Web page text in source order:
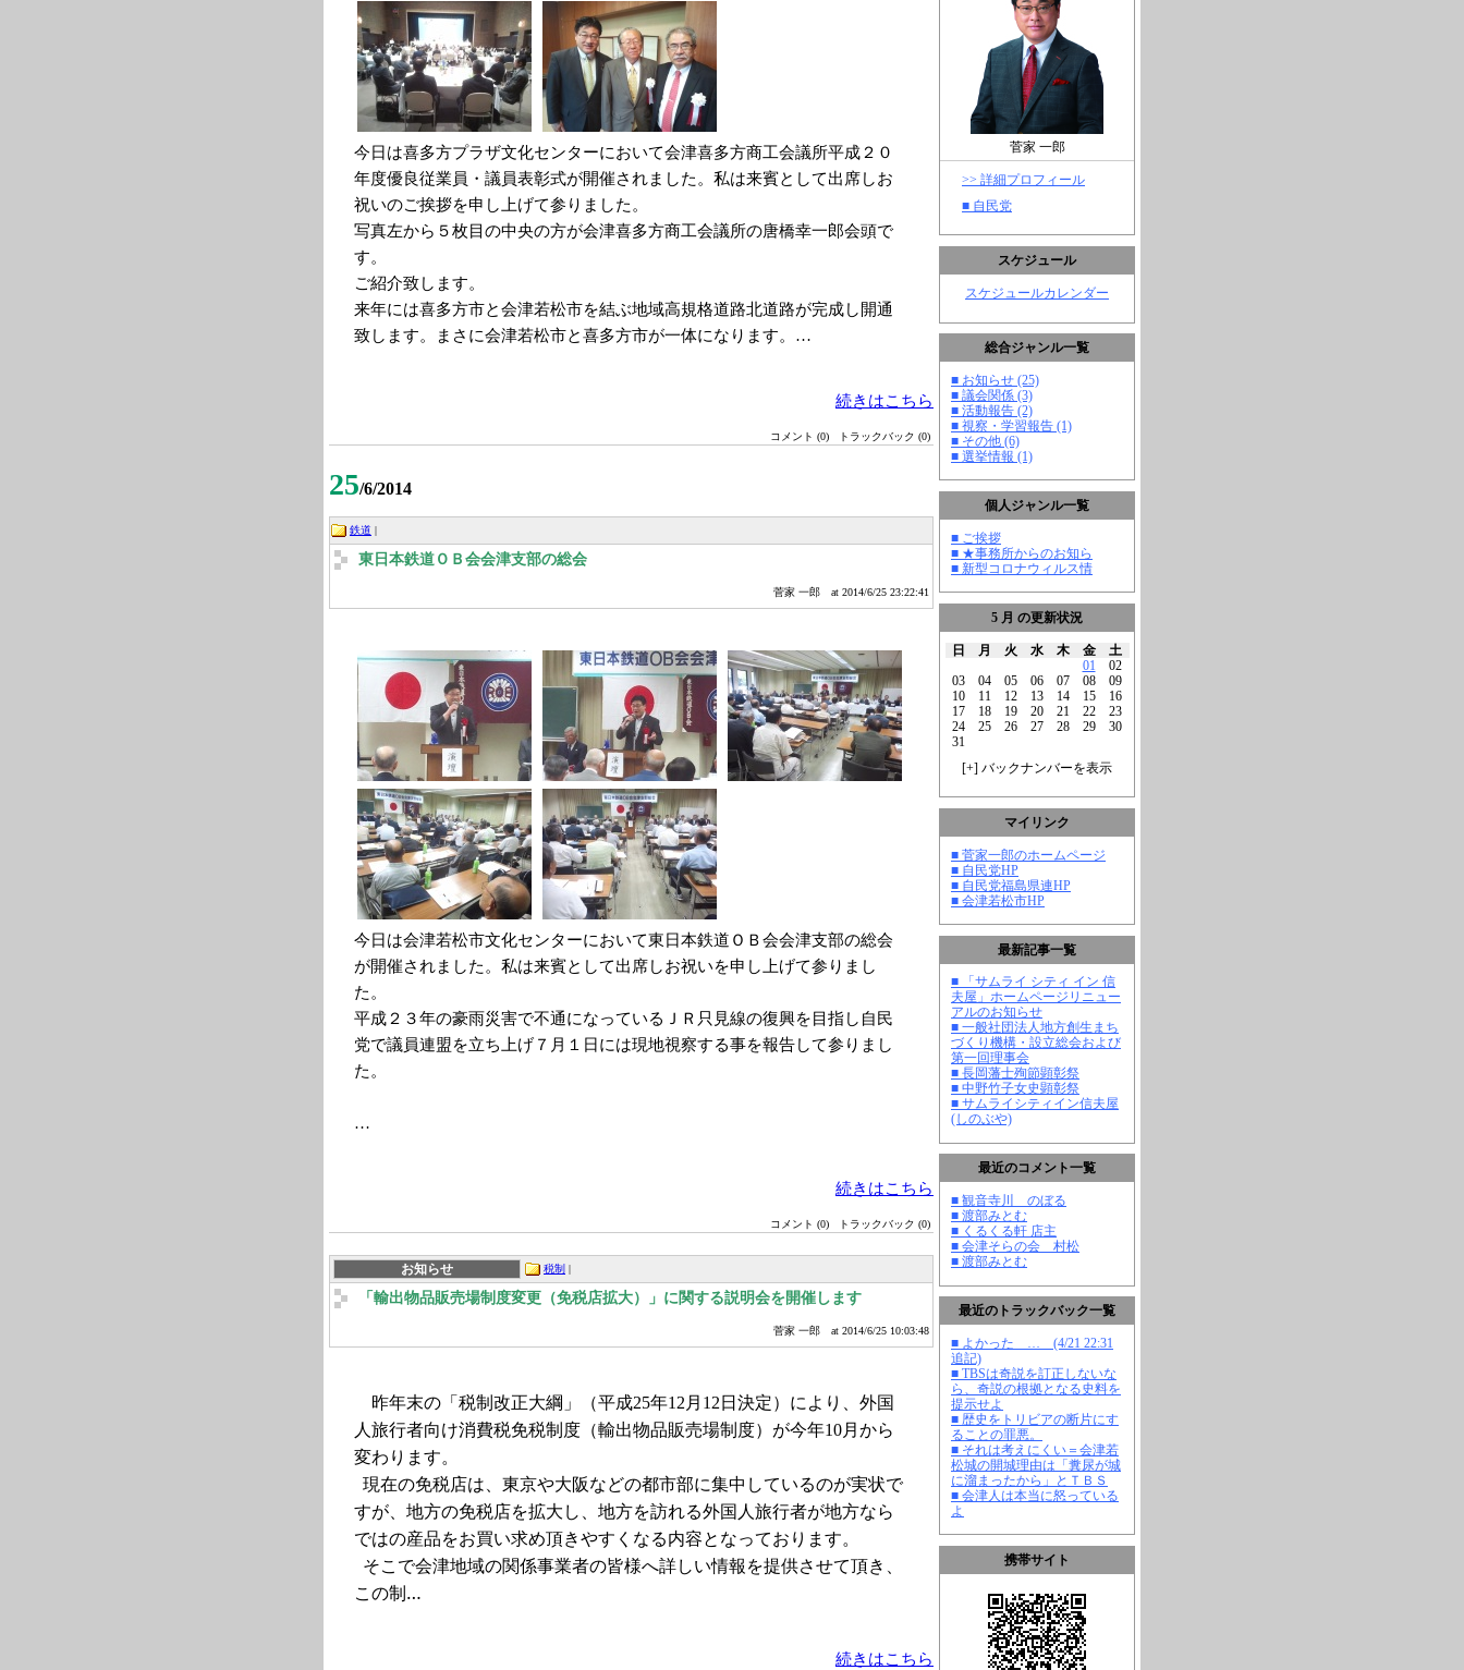
菅家 一郎
>> 詳細プロフィール
■ 自民党
スケジュール
スケジュールカレンダー
総合ジャンル一覧
■ お知らせ (25)
■ 議会関係 (3)
■ 活動報告 (2)
■ 視察・学習報告 (1)
■ その他 (6)
■ 選挙情報 (1)
個人ジャンル一覧
■ ご挨拶
■ ★事務所からのお知ら
■ 新型コロナウィルス情
5 月 の更新状況
日 月 火 水 木 金
土
01
02
03
04 05 06 07 08
09
10
11 12 13 14 15
16
17
18 19 20 21 22
23
24
25 26 27 28 29
30
31
[+] バックナンバーを表示
マイリンク
■ 菅家一郎のホームページ
■ 自民党HP
■ 自民党福島県連HP
■ 会津若松市HP
最新記事一覧
■ 「サムライ シティ イン 信
夫屋」ホームページリニュー
アルのお知らせ
■ 一般社団法人地方創生まち
づくり機構・設立総会および
第一回理事会
■ 長岡藩士殉節顕彰祭
■ 中野竹子女史顕彰祭
■ サムライシティイン信夫屋
(しのぶや)
最近のコメント一覧
■ 観音寺川 のぼる
■ 渡部みとむ
■ くるくる軒 店主
■ 会津そらの会 村松
■ 渡部みとむ
最近のトラックバック一覧
■ よかった … (4/21 22:31
追記)
■ TBSは奇説を訂正しないな
ら、奇説の根拠となる史料を
提示せよ
■ 歴史をトリビアの断片にす
ることの罪悪。
■ それは考えにくい＝会津若
松城の開城理由は「糞尿が城
に溜まったから」とＴＢＳ
■ 会津人は本当に怒っている
よ
携帯サイト
今日は喜多方プラザ文化センターにおいて会津喜多方商工会議所平成２０
年度優良従業員・議員表彰式が開催されました。私は来賓として出席しお
祝いのご挨拶を申し上げて参りました。
写真左から５枚目の中央の方が会津喜多方商工会議所の唐橋幸一郎会頭で
す。
ご紹介致します。
来年には喜多方市と会津若松市を結ぶ地域高規格道路北道路が完成し開通
致します。まさに会津若松市と喜多方市が一体になります。…
続きはこちら
コメント (0) トラックバック (0)
25/6/2014
鉄道 |
東日本鉄道ＯＢ会会津支部の総会
菅家 一郎 at 2014/6/25 23:22:41
今日は会津若松市文化センターにおいて東日本鉄道ＯＢ会会津支部の総会
が開催されました。私は来賓として出席しお祝いを申し上げて参りまし
た。
平成２３年の豪雨災害で不通になっているＪＲ只見線の復興を目指し自民
党で議員連盟を立ち上げ７月１日には現地視察する事を報告して参りまし
た。
…
続きはこちら
コメント (0) トラックバック (0)
お知らせ 税制 |
「輸出物品販売場制度変更（免税店拡大）」に関する説明会を開催します
菅家 一郎 at 2014/6/25 10:03:48
昨年末の「税制改正大綱」（平成25年12月 12日決定）により、外国
人旅行者向け消費税免税制度（輸出物品販売場制度）が今年10月から
変わります。
現在の免税店は、東京や大阪などの都市部に集中しているのが実状で
すが、地方の免税店を拡大し、地方を訪れる外国人旅行者が地方なら
ではの産品をお買い求め頂きやすくなる内容となっております。
そこで会津地域の関係事業者の皆様へ詳しい情報を提供させて頂き、
この制…
続きはこちら